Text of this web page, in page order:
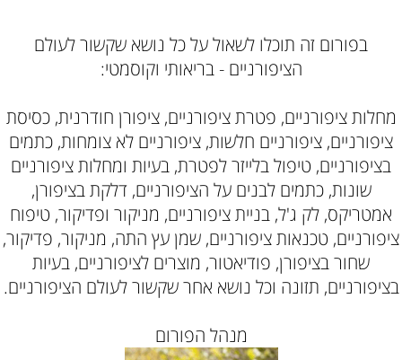
בפורום זה תוכלו לשאול על כל נושא שקשור לעולם
הציפורניים - בריאותי וקוסמטי:
מחלות ציפורניים, פטרת ציפורניים, ציפורן חודרנית, כסיסת
ציפורניים, ציפורניים חלשות, ציפורניים לא צומחות, כתמים
בציפורניים, טיפול בלייזר לפטרת, בעיות ומחלות ציפורניים
שונות, כתמים לבנים על הציפורניים, דלקת בציפורן,
אמטריקס, לק ג'ל, בניית ציפורניים, מניקור ופדיקור, טיפוח
ציפורניים, טכנאות ציפורניים, שמן עץ התה, מניקור, פדיקור,
שחור בציפורן, פודיאטור, מוצרים לציפורניים, בעיות
בציפורניים, תזונה וכל נושא אחר שקשור לעולם הציפורניים.
מנהל הפורום